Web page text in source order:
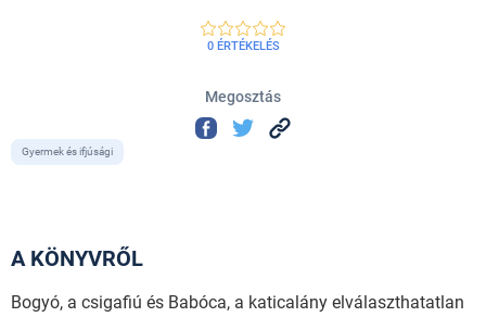
0 ÉRTÉKELÉS
Megosztás
Gyermek és ifjúsági
A KÖNYVRŐL
Bogyó, a csigafiú és Babóca, a katicalány elválaszthatatlan